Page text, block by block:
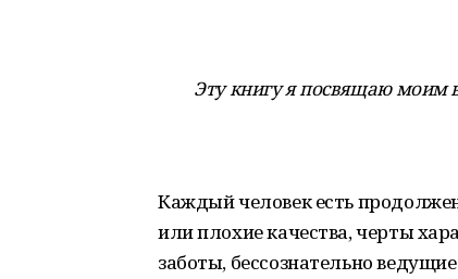
Эту книгу я посвящаю моим
Каждый человек есть
или плохие качества, черты
заботы, бессознательно